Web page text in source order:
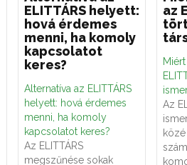
ELITTÁRS helyett:
hová érdemes
menni, ha komoly
kapcsolatot
keres?
Alternatíva az ELITTÁRS
helyett: hová érdemes
menni, ha komoly
kapcsolatot keres?
Az ELITTÁRS
megszűnése sokak
az
Az